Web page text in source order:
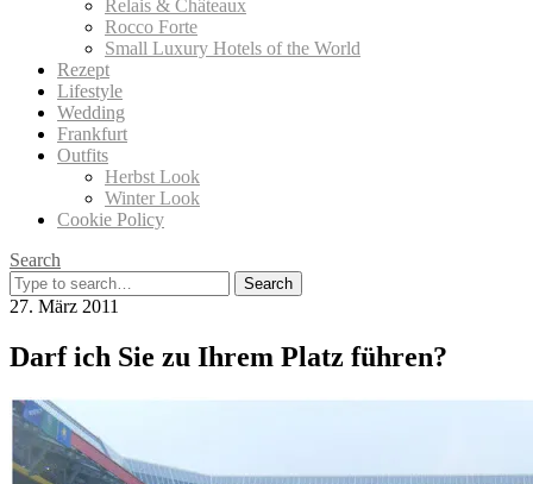
Relais & Châteaux
Rocco Forte
Small Luxury Hotels of the World
Rezept
Lifestyle
Wedding
Frankfurt
Outfits
Herbst Look
Winter Look
Cookie Policy
Search
Search
for:
27. März 2011
Darf ich Sie zu Ihrem Platz führen?